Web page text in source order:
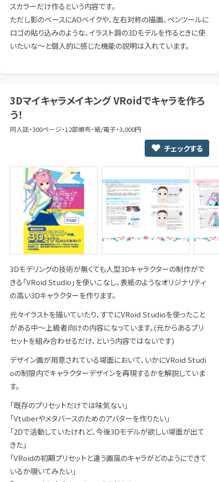
スカラーだけ作るという内容です。
ただし影のベースにAOベイクや、左右対称の描画、ペンツールに
ロゴの貼り込みのような、イラスト調の3Dモデルを作るときに使
いたいな～と個人的に感じた機能の説明は入れています。
3Dマイキャラメイキング VRoidでキャラを作ろ
う！
同人誌・300ページ・12部頒布・紙/電子・3,000円
チェックする
3Dモデリングの技術が無くても人型3Dキャラクターの制作がで
きる「VRoid Studio」を使いこなし、表紙のようなオリジナリティ
の高い3Dキャラクターを作ります。
元々イラストを描いていたり、すでにVRoid Studioを使ったこと
がある中～上級者向けの内容になっています。(元からあるプリ
セットを組み合わせるだけ、という内容ではないです)
デザイン画が用意されている場面において、いかにVRoid Studi
oの制限内でキャラクターデザインを再現するかを解説していま
す。
「既存のプリセットだけでは味気ない」
「Vtuberやメタバースのためのアバターを作りたい」
「2Dで活動していたけれど、今後3Dモデルが欲しい場面が出て
きた」
「VRoidの初期プリセットと違う画風のキャラがどのようにできて
いるか覗いてみたい」